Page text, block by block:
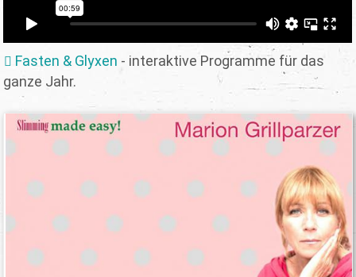
Fasten & Glyxen - interaktive Programme für das
ganze Jahr.